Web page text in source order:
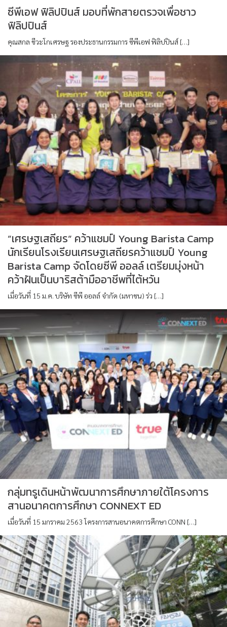
ซีพีเอฟ ฟิลิปปินส์ มอบที่พักสายตรวจเพื่อชาว
ฟิลิปปินส์
คุณสกล ชีวะโกเศรษฐ รองประธานกรรมการ ซีพีเอฟ ฟิลิปปินส์ […]
”เศรษฐเสถียร” คว้าแชมป์ Young Barista Camp
นักเรียนโรงเรียนเศรษฐเสถียรคว้าแชมป์ Young
Barista Camp จัดโดยซีพี ออลล์ เตรียมมุ่งหน้า
คว้าฝันเป็นบาริสต้ามืออาชีพที่ไต้หวัน
เมื่อวันที่ 15 ม.ค. บริษัท ซีพี ออลล์ จำกัด (มหาชน) ร่ว […]
กลุ่มทรูเดินหน้าพัฒนาการศึกษาภายใต้โครงการ
สานอนาคตการศึกษา CONNEXT ED
เมื่อวันที่ 15 มกราคม 2563 โครงการสานอนาคตการศึกษา CONN […]